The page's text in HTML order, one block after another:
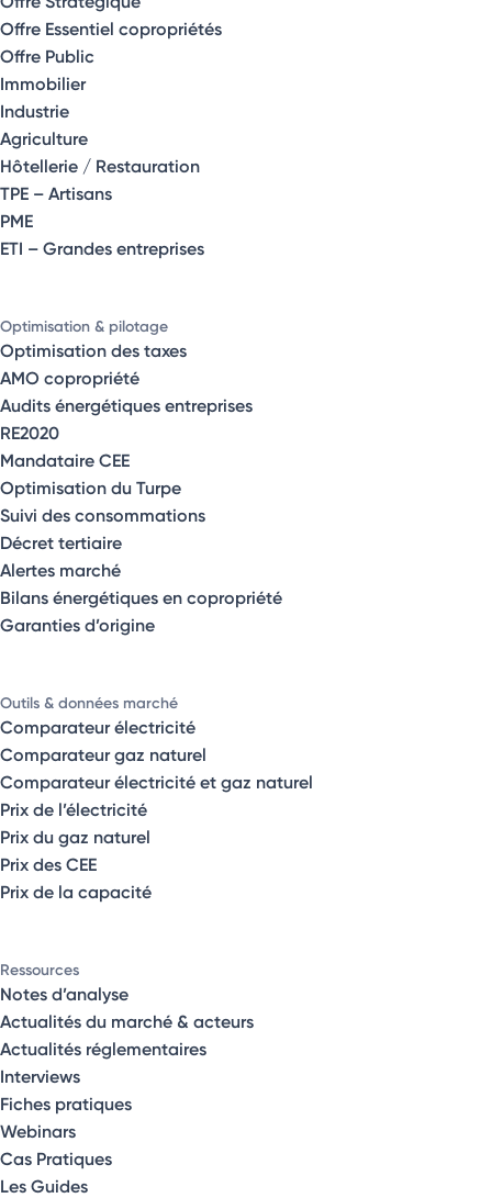
Offre Essentiel copropriétés
Offre Public
Immobilier
Industrie
Agriculture
Hôtellerie / Restauration
TPE – Artisans
PME
ETI – Grandes entreprises
Optimisation & pilotage
Optimisation des taxes
AMO copropriété
Audits énergétiques entreprises
RE2020
Mandataire CEE
Optimisation du Turpe
Suivi des consommations
Décret tertiaire
Alertes marché
Bilans énergétiques en copropriété
Garanties d’origine
Outils & données marché
Comparateur électricité
Comparateur gaz naturel
Comparateur électricité et gaz naturel
Prix de l’électricité
Prix du gaz naturel
Prix des CEE
Prix de la capacité
Ressources
Notes d’analyse
Actualités du marché & acteurs
Actualités réglementaires
Interviews
Fiches pratiques
Webinars
Cas Pratiques
Les Guides